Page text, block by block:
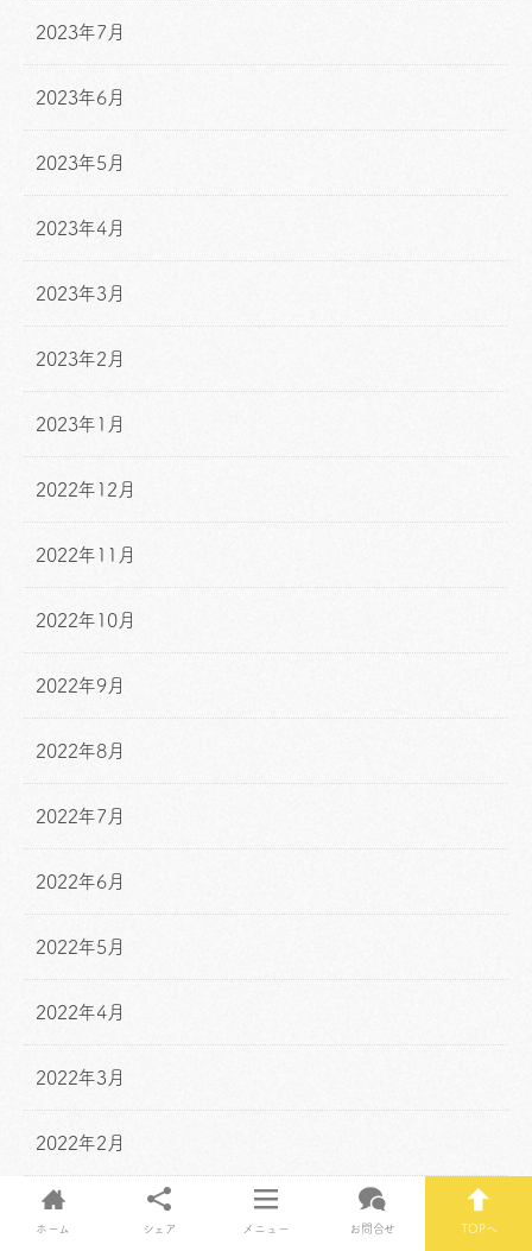
2023年7月
2023年6月
2023年5月
2023年4月
2023年3月
2023年2月
2023年1月
2022年12月
2022年11月
2022年10月
2022年9月
2022年8月
2022年7月
2022年6月
2022年5月
2022年4月
2022年3月
2022年2月
2022年1月
ホーム シェア メニュー お問合せ TOPへ